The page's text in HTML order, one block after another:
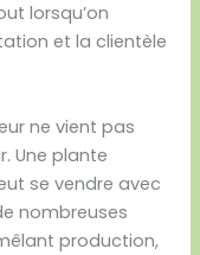
lorsqu’on
et la clientèle
ne vient pas
Une plante
se vendre avec
nombreuses
production,